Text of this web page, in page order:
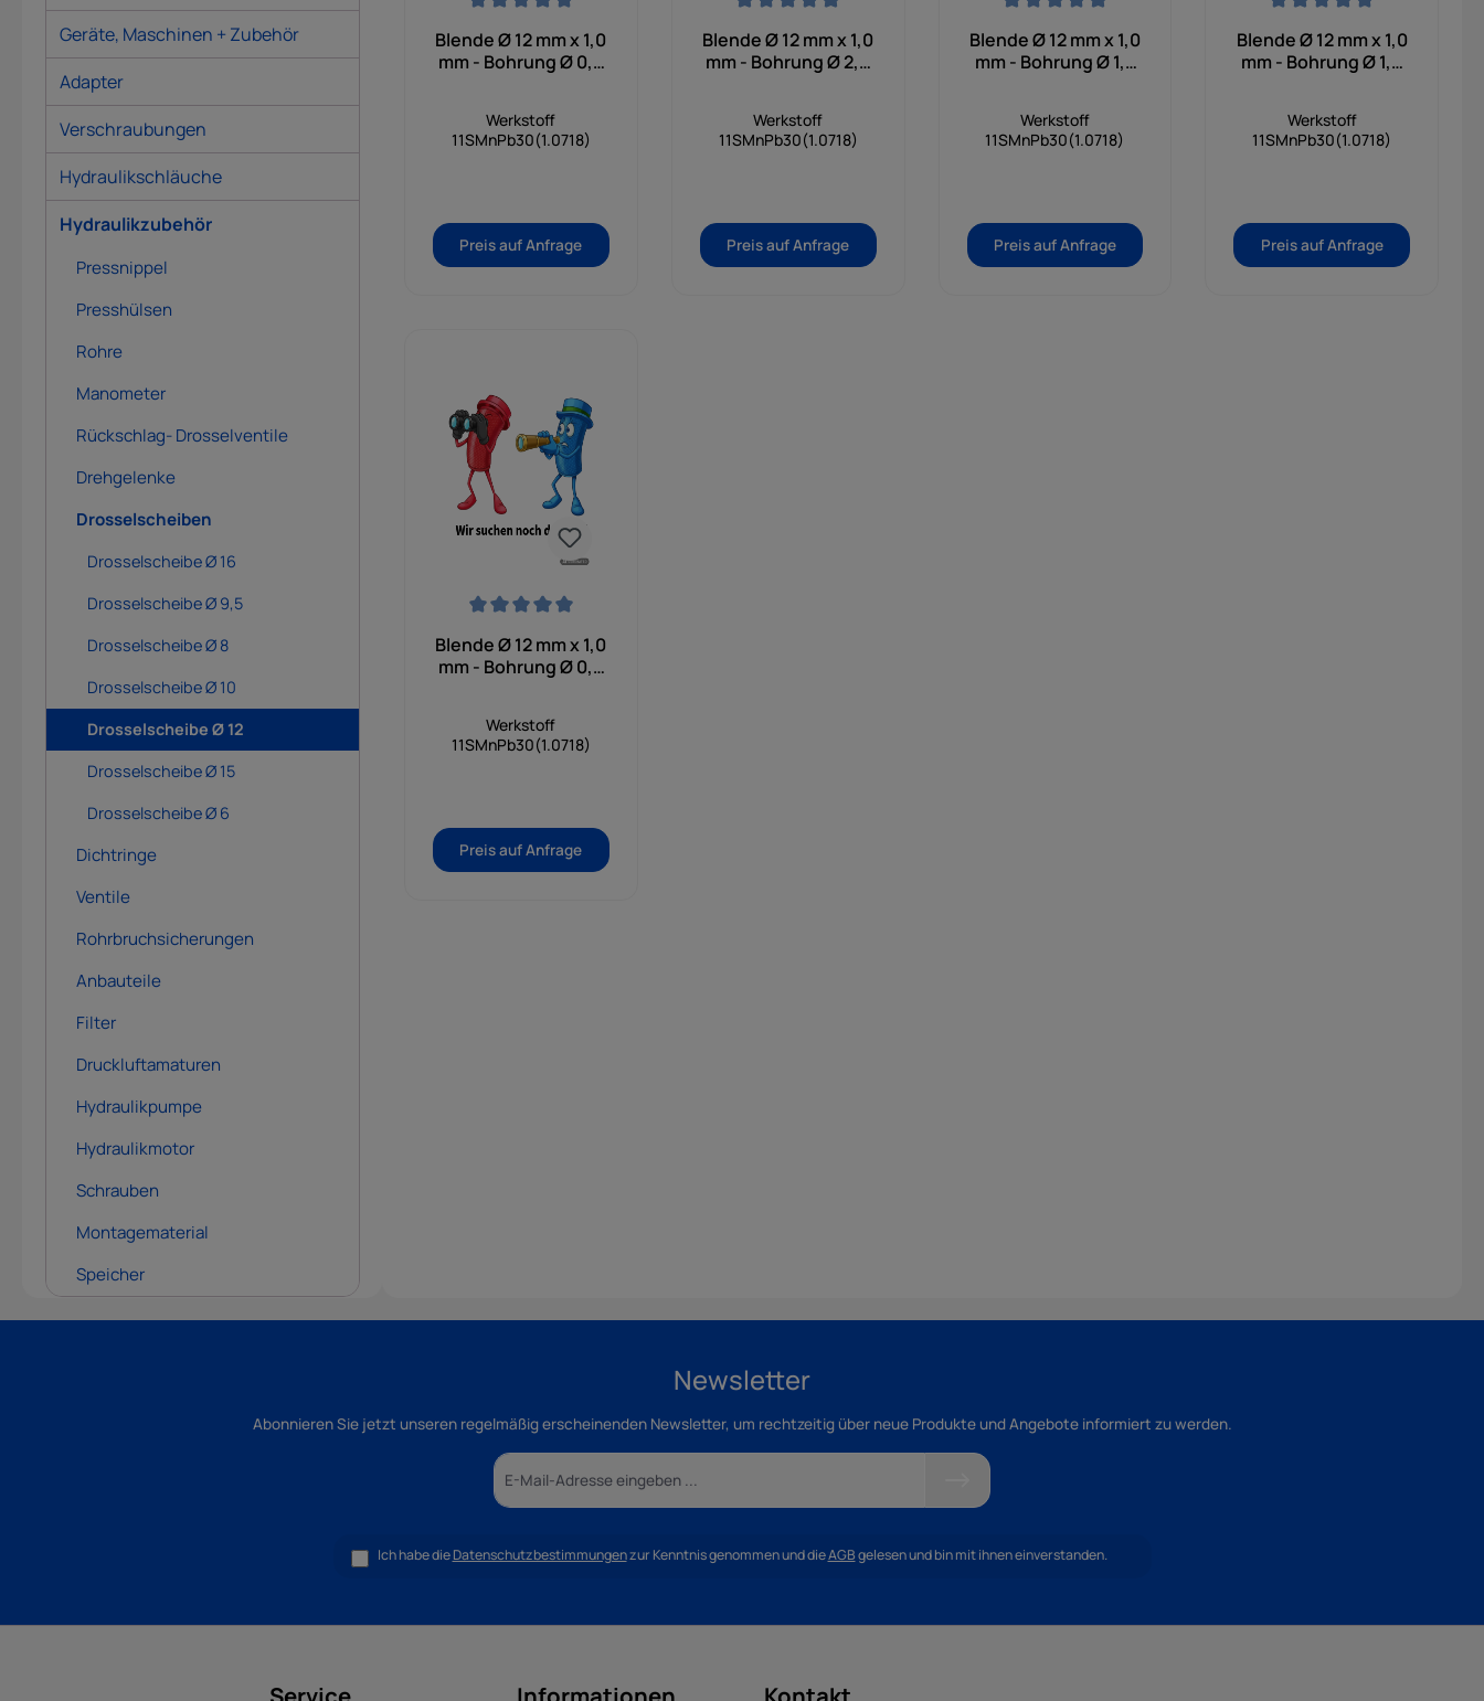
Geräte, Maschinen + Zubehör
Adapter
Verschraubungen
Hydraulikschläuche
Hydraulikzubehör
Pressnippel
Presshülsen
Rohre
Manometer
Rückschlag- Drosselventile
Drehgelenke
Drosselscheiben
Drosselscheibe Ø 16
Drosselscheibe Ø 9,5
Drosselscheibe Ø 8
Drosselscheibe Ø 10
Drosselscheibe Ø 12
Drosselscheibe Ø 15
Drosselscheibe Ø 6
Dichtringe
Ventile
Rohrbruchsicherungen
Anbauteile
Filter
Druckluftamaturen
Hydraulikpumpe
Hydraulikmotor
Schrauben
Montagematerial
Speicher
Blende Ø 12 mm x 1,0
mm - Bohrung Ø 0,9
Werkstoff
11SMnPb30(1.0718)
Preis auf Anfrage
Blende Ø 12 mm x 1,0
mm - Bohrung Ø 2,0
Werkstoff
11SMnPb30(1.0718)
Preis auf Anfrage
Blende Ø 12 mm x 1,0
mm - Bohrung Ø 1,2
Werkstoff
11SMnPb30(1.0718)
Preis auf Anfrage
Blende Ø 12 mm x 1,0
mm - Bohrung Ø 1,0
Werkstoff
11SMnPb30(1.0718)
Preis auf Anfrage
Blende Ø 12 mm x 1,0
mm - Bohrung Ø 0,5
Werkstoff
11SMnPb30(1.0718)
Preis auf Anfrage
Newsletter
Abonnieren Sie jetzt unseren regelmäßig erscheinenden Newsletter, um rechtzeitig über neue Produkte und Angebote informiert zu werden.
Ich habe dieDatenschutzbestimmungenzur Kenntnis genommen und dieAGBgelesen und bin mit ihnen einverstanden.